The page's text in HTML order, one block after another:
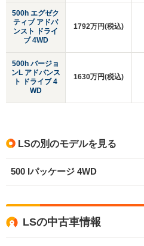
500h エグゼク
ティブ アドバ
ンスト ドライ
ブ 4WD
500h バージョ
ンL アドバンス
ト ドライブ 4
WD
1792万円(税込)
1630万円(税込)
LSの別のモデルを見る
500 Iパッケージ 4WD
LSの中古車情報